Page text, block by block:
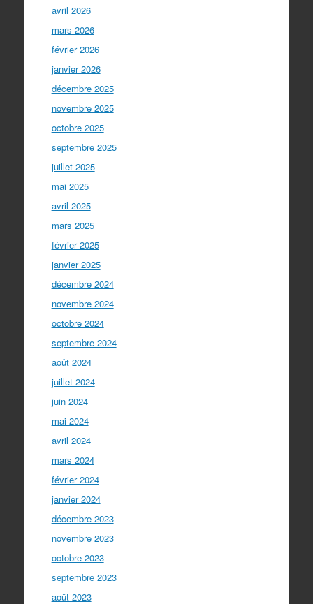
avril 2026
mars 2026
février 2026
janvier 2026
décembre 2025
novembre 2025
octobre 2025
septembre 2025
juillet 2025
mai 2025
avril 2025
mars 2025
février 2025
janvier 2025
décembre 2024
novembre 2024
octobre 2024
septembre 2024
août 2024
juillet 2024
juin 2024
mai 2024
avril 2024
mars 2024
février 2024
janvier 2024
décembre 2023
novembre 2023
octobre 2023
septembre 2023
août 2023